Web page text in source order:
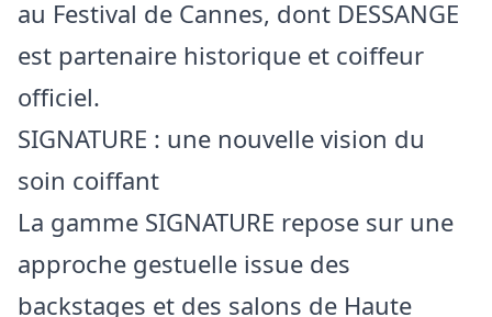
au Festival de Cannes, dont DESSANGE
est partenaire historique et coiffeur
officiel.
SIGNATURE : une nouvelle vision du
soin coiffant
La gamme SIGNATURE repose sur une
approche gestuelle issue des
backstages et des salons de Haute